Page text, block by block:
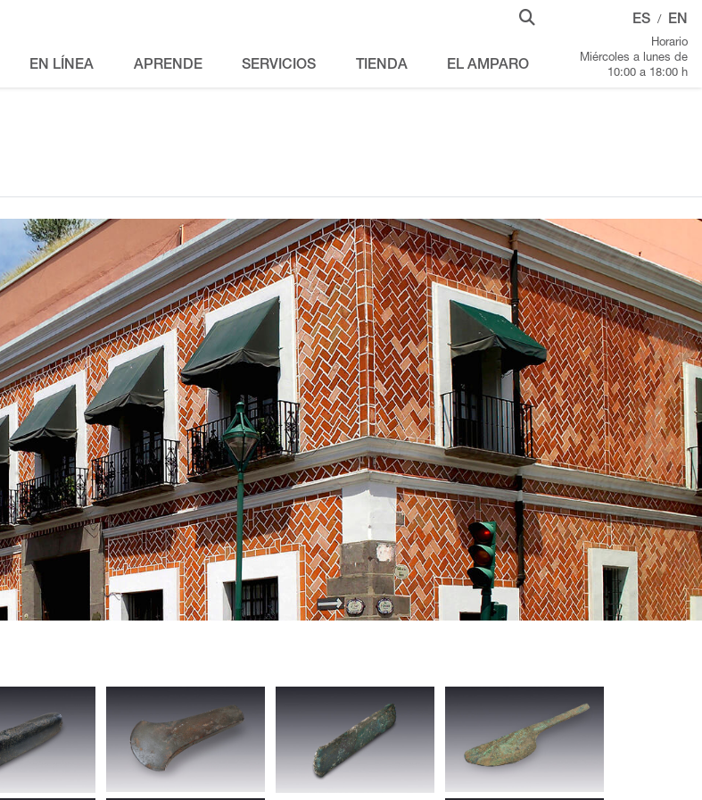
EN LÍNEA APRENDE SERVICIOS TIENDA EL AMPARO
ES / EN
Horario
Miércoles a lunes de
10:00 a 18:00 h